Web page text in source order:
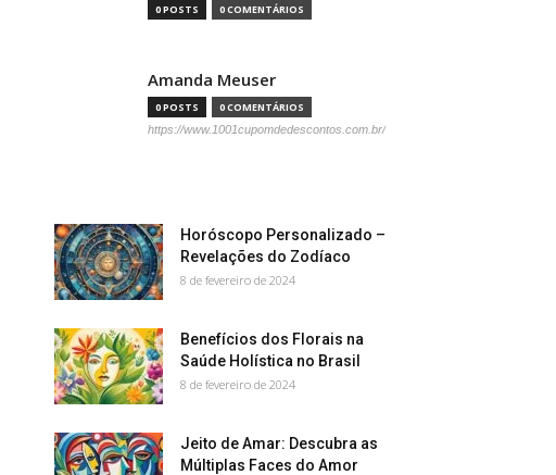
0 POSTS 0 COMENTÁRIOS
Amanda Meuser
0 POSTS 0 COMENTÁRIOS
https://www.1001cupomdedescontos.com.br/
Horóscopo Personalizado –
Revelações do Zodíaco
8 de fevereiro de 2024
Benefícios dos Florais na
Saúde Holística no Brasil
8 de fevereiro de 2024
Jeito de Amar: Descubra as
Múltiplas Faces do Amor